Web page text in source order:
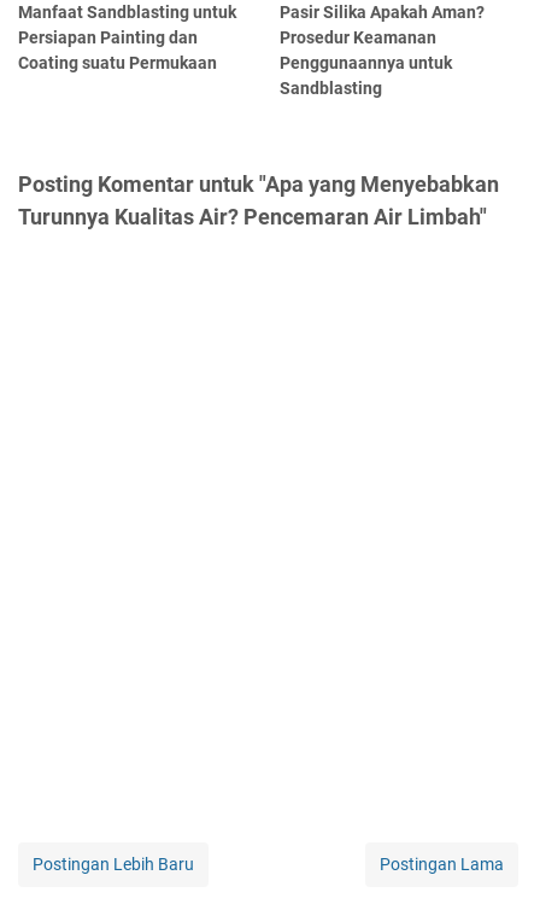
Manfaat Sandblasting untuk
Persiapan Painting dan
Coating suatu Permukaan
Pasir Silika Apakah Aman?
Prosedur Keamanan
Penggunaannya untuk
Sandblasting
Posting Komentar untuk "Apa yang Menyebabkan
Turunnya Kualitas Air? Pencemaran Air Limbah"
Postingan Lebih Baru Postingan Lama